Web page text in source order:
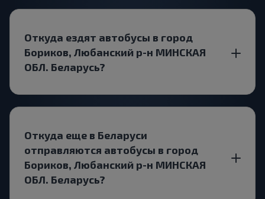
Откуда ездят автобусы в город
Бориков, Любанский р-н МИНСКАЯ
ОБЛ. Беларусь?
Откуда еще в Беларуси
отправляются автобусы в город
Бориков, Любанский р-н МИНСКАЯ
ОБЛ. Беларусь?